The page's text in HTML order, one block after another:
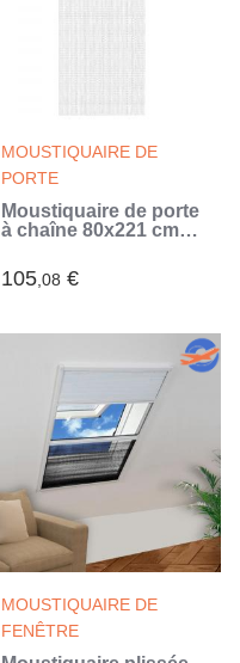
MOUSTIQUAIRE DE
PORTE
Moustiquaire de porte
à chaîne 80x221 cm
105,08 €
MOUSTIQUAIRE DE
FENÊTRE